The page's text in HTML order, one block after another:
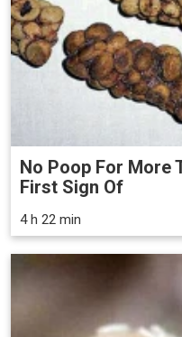
No Poop For More
First Sign Of
4 h 22 min